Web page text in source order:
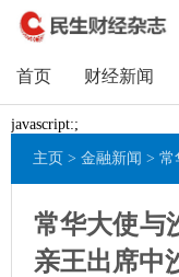
首页 财经新闻
javascript:;
主页 > 金融新闻 > 常华
常华大使与
亲王出席中